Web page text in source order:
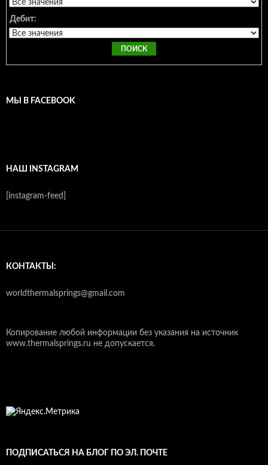
Дебит:
МЫ В FACEBOOK
НАШ INSTAGRAM
[instagram-feed]
КОНТАКТЫ:
worldthermalsprings@gmail.com
Копирование любой информации без указания на источник
www.thermalsprings.ru не допускается.
ПОДПИСАТЬСЯ НА БЛОГ ПО ЭЛ. ПОЧТЕ